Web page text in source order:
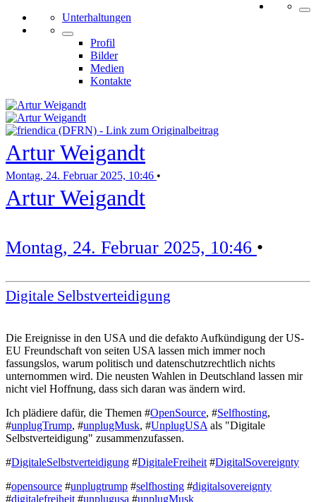
Unterhaltungen
Profil
Bilder
Medien
Kontakte
Artur Weigandt
Montag, 24. Februar 2025, 10:46 •
Artur Weigandt
Montag, 24. Februar 2025, 10:46 •
Digitale Selbstverteidigung
Die Ereignisse in den USA und die defakto Aufkündigung der US-
EU Freundschaft von seiten USA lassen mich immer noch
fassungslos, warum politisch und datenschutzrechtlich nichts
unternommen wird. Die neusten Wahlen in Deutschland lassen mir
nicht viel Hoffnung, dass sich daran was ändern wird.
Ich plädiere dafür, die Themen #OpenSource, #Selfhosting,
#unplugTrump, #unplugMusk, #UnplugUSA als "Digitale
Selbstverteidigung" zusammenzufassen.
#DigitaleSelbstverteidigung #DigitaleFreiheit #DigitalSovereignty
#opensource #unplugtrump #selfhosting #digitalsovereignty
#digitalefreiheit #unplugusa #unplugMusk